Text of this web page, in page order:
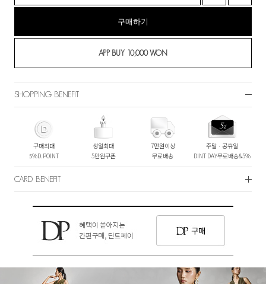
구매하기
SHOPPING BENEFIT
구매최대
5%D.POINT
생일최대
5만원쿠폰
7만원이상
무료배송
주말ㆍ공휴일
DINT DAY무료배송&5%
CARD BENEFIT